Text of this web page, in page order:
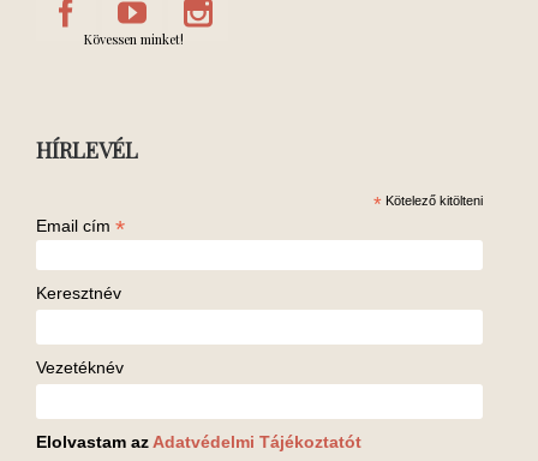
Kövessen minket!
HÍRLEVÉL
* Kötelező kitölteni
Email cím *
Keresztnév
Vezetéknév
Elolvastam az Adatvédelmi Tájékoztatót